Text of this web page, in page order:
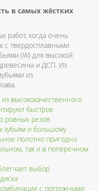
в самых жёстких
работ, когда очень
с твердосплавными
(W) для высокой
и ДСП. Из
из
высококачественного
быстрое
ровных резов
зубьям и большому
полотно пригодно
так и в поперечном
выбор
с погружными